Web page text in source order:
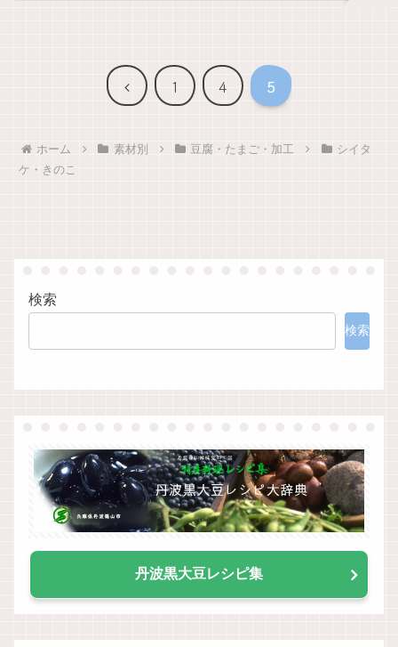
前
1 4 5
ホーム 素材別 豆腐・たまご・加工
シイタ
ケ・きのこ
検索
検索
丹波黒大豆レシピ集